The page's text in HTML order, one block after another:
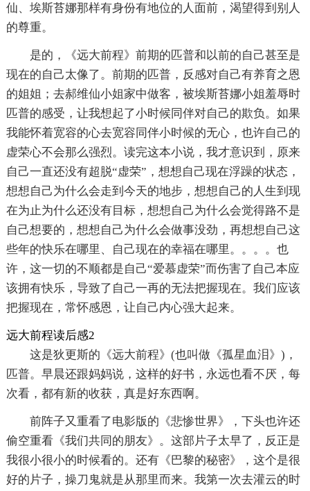
仙、埃斯苔娜那样有身份有地位的人面前，渴望得到别人
的尊重。
是的，《远大前程》前期的匹普和以前的自己甚至是
现在的自己太像了。前期的匹普，反感对自己有养育之恩
的姐姐；去郝维仙小姐家中做客，被埃斯苔娜小姐羞辱时
匹普的感受，让我想起了小时候同伴对自己的欺负。如果
我能怀着宽容的心去宽容同伴小时候的无心，也许自己的
虚荣心不会那么强烈。读完这本小说，我才意识到，原来
自己一直还没有超脱“虚荣”，想想自己现在浮躁的状态，
想想自己为什么会走到今天的地步，想想自己的人生到现
在为止为什么还没有目标，想想自己为什么会觉得路不是
自己想要的，想想自己为什么会做事没劲，再想想自己这
些年的快乐在哪里、自己现在的幸福在哪里。。。。也
许，这一切的不顺都是自己“爱慕虚荣”而伤害了自己本应
该拥有快乐，导致了自己一再的无法把握现在。我们应该
把握现在，常怀感恩，让自己内心强大起来。
远大前程读后感2
这是狄更斯的《远大前程》(也叫做《孤星血泪》)，
匹普。早晨还跟妈妈说，这样的好书，永远也看不厌，每
次看，都有新的收获，真是好东西啊。
前阵子又重看了电影版的《悲惨世界》，下头也许还
偷空重看《我们共同的朋友》。这部片子太早了，反正是
我很小很小的时候看的。还有《巴黎的秘密》，这个是很
好的片子，操刀鬼就是从那里而来。我第一次去灌云的时